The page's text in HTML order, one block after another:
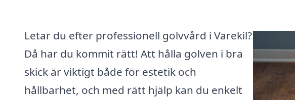
Letar du efter professionell golvvård i Varekil?
Då har du kommit rätt! Att hålla golven i bra
skick är viktigt både för estetik och
hållbarhet, och med rätt hjälp kan du enkelt